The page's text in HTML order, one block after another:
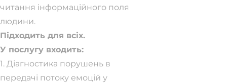
читання інформаційного поля
людини.
Підходить для всіх.
У послугу входить:
1. Діагностика порушень в
передачі потоку емоцій у